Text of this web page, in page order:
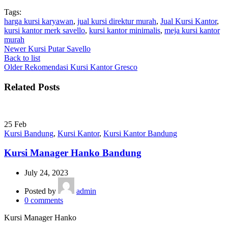
Tags:
harga kursi karyawan, jual kursi direktur murah, Jual Kursi Kantor,
kursi kantor merk savello, kursi kantor minimalis, meja kursi kantor
murah
Newer Kursi Putar Savello
Back to list
Older Rekomendasi Kursi Kantor Gresco
Related Posts
25 Feb
Kursi Bandung, Kursi Kantor, Kursi Kantor Bandung
Kursi Manager Hanko Bandung
July 24, 2023
Posted by
admin
0 comments
Kursi Manager Hanko